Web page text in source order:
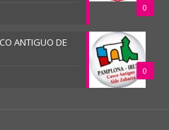
0
0
ANTIGUO DE